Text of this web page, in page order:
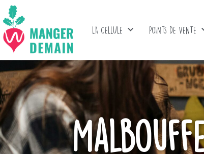
LA CELLULE POINTS DE VENTE